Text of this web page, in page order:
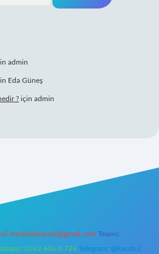
admin
Eda Güneş
? için admin
backlinkpaneli@gmail.com Teams:
0262 606 0 726 Telegram: @karabul